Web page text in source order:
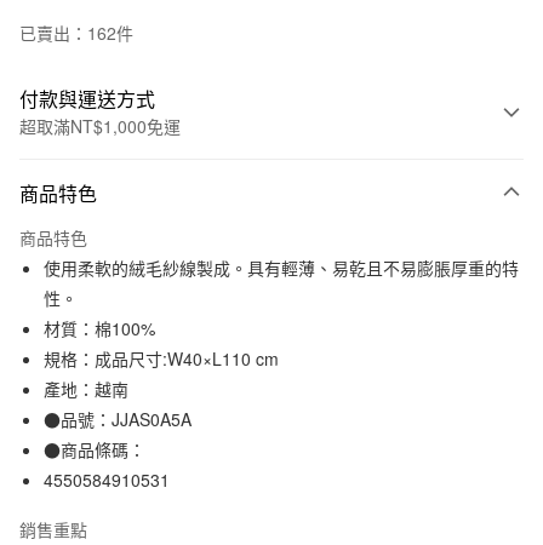
已賣出：162件
付款與運送方式
超取滿NT$1,000免運
信用卡一次付款
信用卡分期付款
3 期 0 利率 每期
合作金庫商業銀行
華南商業銀行
上海商業儲蓄銀行
臺灣中小企業銀行
匯豐（台灣）商業銀行
聯邦商業銀行
玉山商業銀行
超商取貨付款
LINE Pay
Apple Pay
街口支付
悠遊付
商品特色
商品特色
使用柔軟的絨毛紗線製成。具有輕薄、易乾且不易膨脹厚重的特
性。
材質：棉100%
規格：成品尺寸:W40×L110 cm
產地：越南
●品號：JJAS0A5A
●商品條碼：
4550584910531
銷售重點